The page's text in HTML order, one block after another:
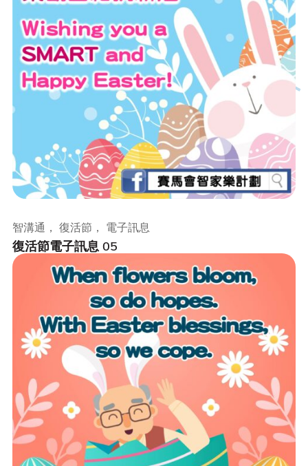
復活節電子訊息 05
智溝通， 復活節， 電子訊息